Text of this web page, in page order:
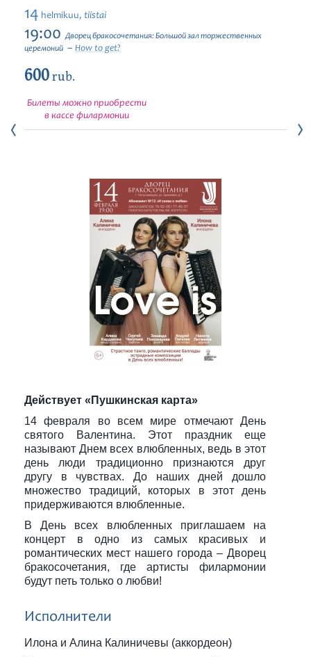
Festivaalit
14 helmikuu, tiistai
19:00 Дворец бракосочетания: Большой зал торжественных
церемоний
How to get?
600rub.
Билеты можно приобрести
в кассе филармонии
Действует «Пушкинская карта»
14 февраля во всем мире отмечают День
святого Валентина. Этот праздник еще
называют Днем всех влюбленных, ведь в этот
день люди традиционно признаются друг
другу в чувствах. До наших дней дошло
множество традиций, которых в этот день
придерживаются влюбленные.
В День всех влюбленных приглашаем на
концерт в одно из самых красивых и
романтических мест нашего города – Дворец
бракосочетания, где артисты филармонии
будут петь только о любви!
Исполнители
Илона и Алина Калиничевы (аккордеон)